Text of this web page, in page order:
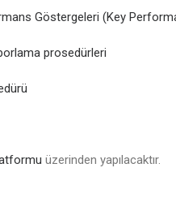
Göstergeleri (Key
prosedürleri
üzerinden yapılacaktır.